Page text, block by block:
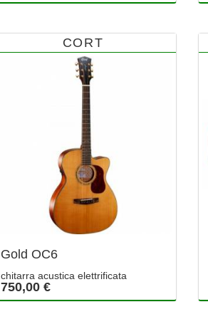
CORT
Gold OC6
chitarra acustica elettrificata
750,00 €